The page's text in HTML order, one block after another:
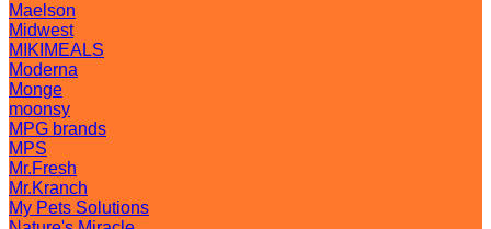
Maelson
Midwest
MIKIMEALS
Moderna
Monge
moonsy
MPG brands
MPS
Mr.Fresh
Mr.Kranch
My Pets Solutions